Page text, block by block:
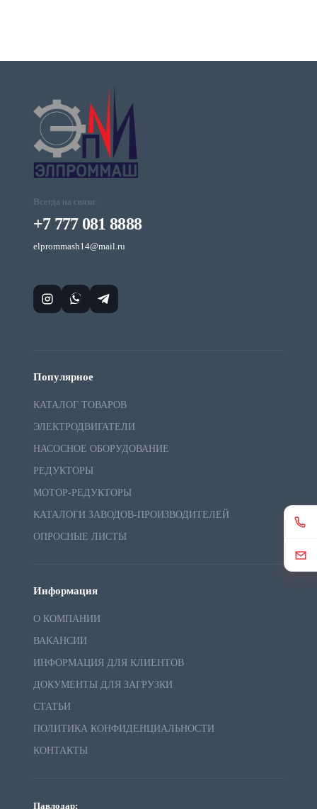
Всегда на связи:
+7 777 081 8888
elprommash14@mail.ru
Популярное
КАТАЛОГ ТОВАРОВ
ЭЛЕКТРОДВИГАТЕЛИ
НАСОСНОЕ ОБОРУДОВАНИЕ
РЕДУКТОРЫ
МОТОР-РЕДУКТОРЫ
КАТАЛОГИ ЗАВОДОВ-ПРОИЗВОДИТЕЛЕЙ
ОПРОСНЫЕ ЛИСТЫ
Информация
О КОМПАНИИ
ВАКАНСИИ
ИНФОРМАЦИЯ ДЛЯ КЛИЕНТОВ
ДОКУМЕНТЫ ДЛЯ ЗАГРУЗКИ
СТАТЬИ
ПОЛИТИКА КОНФИДЕНЦИАЛЬНОСТИ
КОНТАКТЫ
Павлодар: